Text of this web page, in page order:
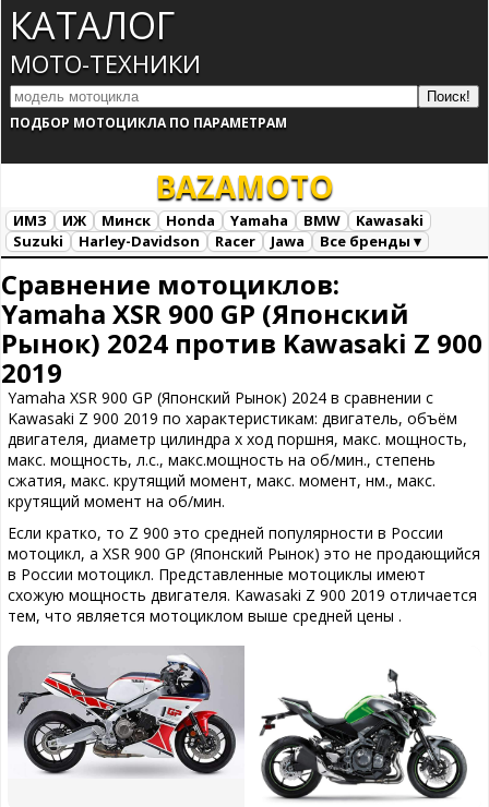
КАТАЛОГ
МОТО-ТЕХНИКИ
ПОДБОР МОТОЦИКЛА ПО ПАРАМЕТРАМ
BAZAMOTO
ИМЗ ИЖ Минск Honda Yamaha BMW
Kawasaki
Suzuki
Harley-Davidson Racer Jawa
Все бренды ▾
Сравнение мотоциклов:
Yamaha XSR 900 GP (Японский
Рынок) 2024 против Kawasaki Z 900
2019
Yamaha XSR 900 GP (Японский Рынок) 2024 в сравнении с
Kawasaki Z 900 2019 по характеристикам: двигатель, объём
двигателя, диаметр цилиндра х ход поршня, макс. мощность,
макс. мощность, л.с., макс.мощность на об/мин., степень
сжатия, макс. крутящий момент, макс. момент, нм., макс.
крутящий момент на об/мин.
Если кратко, то Z 900 это средней популярности в России
мотоцикл, а XSR 900 GP (Японский Рынок) это не продающийся
в России мотоцикл. Представленные мотоциклы имеют
схожую мощность двигателя. Kawasaki Z 900 2019 отличается
тем, что является мотоциклом выше средней цены .